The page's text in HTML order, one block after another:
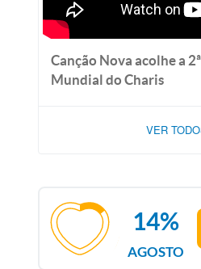
Canção Nova acolhe a
Mundial do Charis
VER
AGOSTO
14%